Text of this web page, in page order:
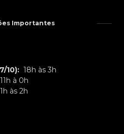
Importantes
10): 18h às 3h
à 0h
às 2h